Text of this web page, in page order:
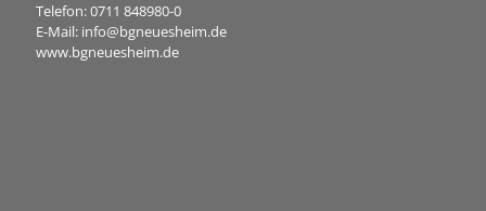
Telefon:0711 848980-0
E-Mail: info@bgneuesheim.de
www.bgneuesheim.de